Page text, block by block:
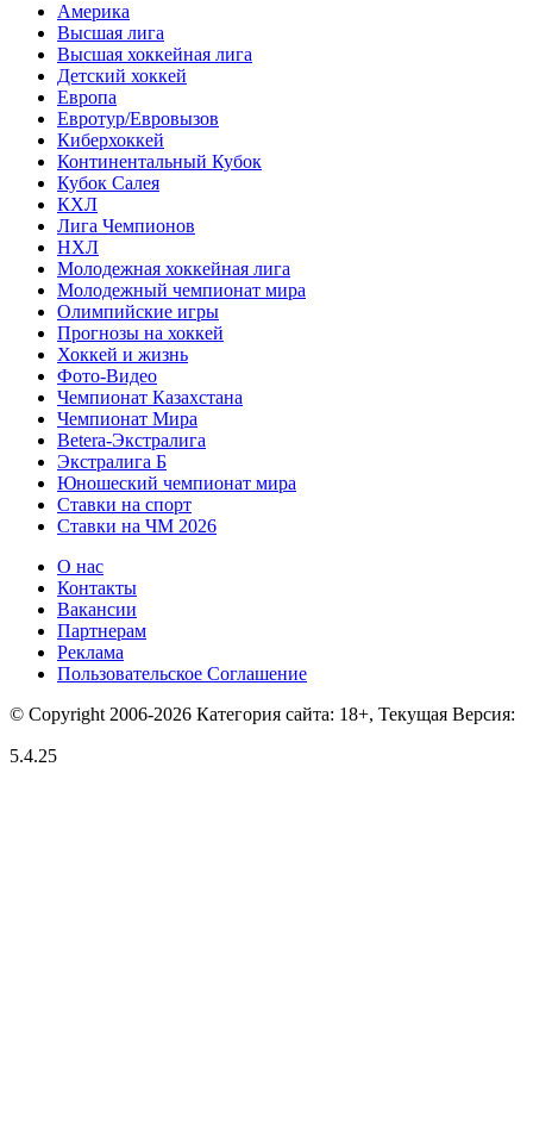
Америка
Высшая лига
Высшая хоккейная лига
Детский хоккей
Европа
Евротур/Евровызов
Киберхоккей
Континентальный Кубок
Кубок Салея
КХЛ
Лига Чемпионов
НХЛ
Молодежная хоккейная лига
Молодежный чемпионат мира
Олимпийские игры
Прогнозы на хоккей
Хоккей и жизнь
Фото-Видео
Чемпионат Казахстана
Чемпионат Мира
Betera-Экстралига
Экстралига Б
Юношеский чемпионат мира
Ставки на спорт
Ставки на ЧМ 2026
О нас
Контакты
Вакансии
Партнерам
Реклама
Пользовательское Соглашение
© Copyright 2006-2026 Категория сайта: 18+, Текущая Версия:
5.4.25